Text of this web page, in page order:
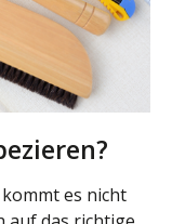
es nicht